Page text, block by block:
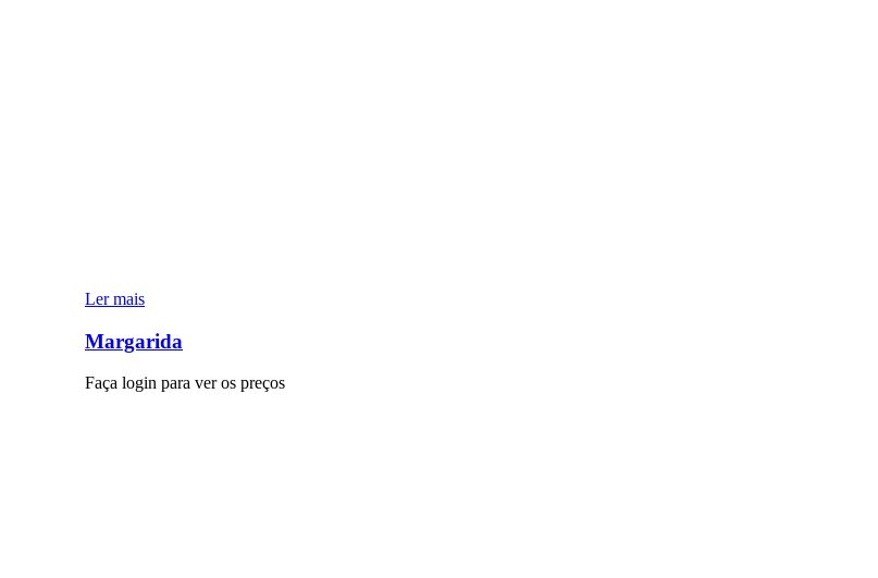
Ler mais
Margarida
Faça login para ver os preços